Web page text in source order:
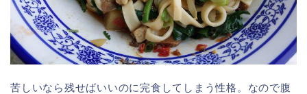
苦しいなら残せばいいのに完食してしまう性格。なので腹